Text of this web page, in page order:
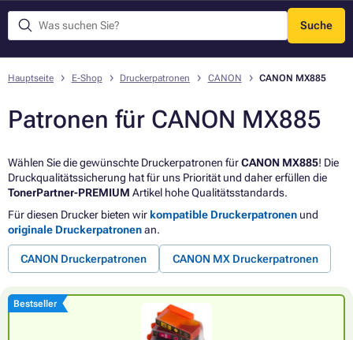
Suche
Menü
Hauptseite E-Shop Druckerpatronen CANON CANON MX885
Patronen für CANON MX885
Wählen Sie die gewünschte Druckerpatronen fürCANON MX885! Die
Druckqualitätssicherung hat für uns Priorität und daher erfüllen die
TonerPartner-PREMIUM Artikel hohe Qualitätsstandards.
Für diesen Drucker bieten wir kompatible Druckerpatronen und
originale Druckerpatronenan.
CANON Druckerpatronen CANON MX Druckerpatronen
Bestseller